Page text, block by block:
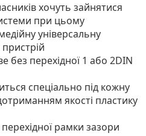
хочуть зайнятися
при цьому
універсальну
без перехідної 1 або 2DIN
спеціально під кожну
якості пластику
рамки зазори